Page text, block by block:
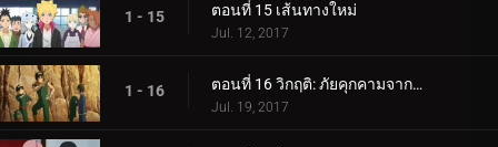
1 - 15 ตอนที่ 15 เส้นทางใหม่
Jul. 12, 2017
1 - 16 ตอนที่ 16 วิกฤติ: ภัยคุกคามจากความล้มเหลว!
Jul. 19, 2017